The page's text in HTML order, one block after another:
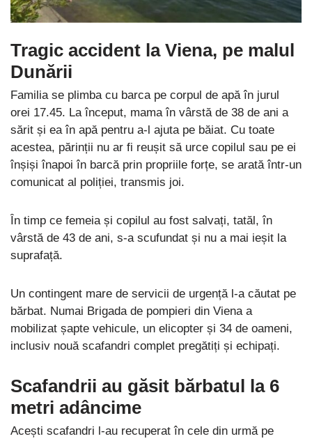
Tragic accident la Viena, pe malul
Dunării
Familia se plimba cu barca pe corpul de apă în jurul
orei 17.45. La început, mama în vârstă de 38 de ani a
sărit și ea în apă pentru a-l ajuta pe băiat. Cu toate
acestea, părinții nu ar fi reușit să urce copilul sau pe ei
înșiși înapoi în barcă prin propriile forțe, se arată într-un
comunicat al poliției, transmis joi.
În timp ce femeia și copilul au fost salvați, tatăl, în
vârstă de 43 de ani, s-a scufundat și nu a mai ieșit la
suprafață.
Un contingent mare de servicii de urgență l-a căutat pe
bărbat. Numai Brigada de pompieri din Viena a
mobilizat șapte vehicule, un elicopter și 34 de oameni,
inclusiv nouă scafandri complet pregătiți și echipați.
Scafandrii au găsit bărbatul la 6
metri adâncime
Acești scafandri l-au recuperat în cele din urmă pe